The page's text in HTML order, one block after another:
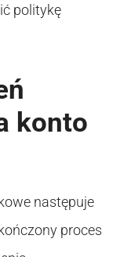
politykę
konto
następuje
proces